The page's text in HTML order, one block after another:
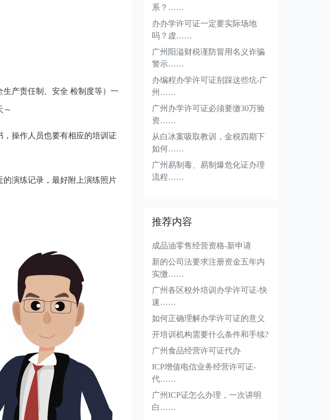
产责任制、安全 检制度等）一
～
操作人员也要有相应的培训证
演练记录，最好附上演练照片
系？……
办办学许可证一定要实际场地
吗？虚……
广州阳溢财税谨防冒用名义诈骗
警示……
办编程办学许可证别踩这些坑-广
州……
广州办学许可证必须要缴30万验
资……
从白冰案吸取教训，金税四期下
如何……
广州易制毒、易制爆危化证办理
流程……
推荐内容
成品油零售经营资格-新申请
新的公司法要求注册资金五年内
实缴……
广州各区校外培训办学许可证-快
速……
如何正确理解办学许可证的意义
开培训机构需要什么条件和手续?
广州食品经营许可证代办
ICP增值电信业务经营许可证-
代……
广州ICP证怎么办理，一次讲明
白……